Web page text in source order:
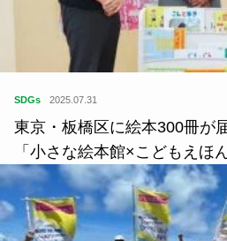
SDGs 2025.07.31
東京・板橋区に絵本300冊が
「小さな絵本館×こどもえほ